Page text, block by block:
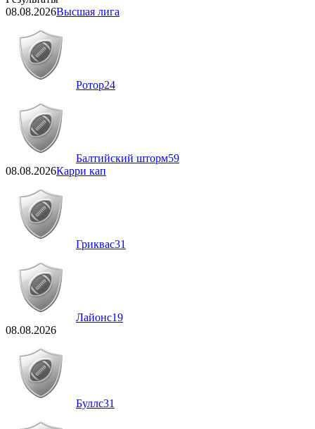
08.08.2026Высшая лига
Ротор24
Балтийский шторм59
08.08.2026Карри кап
Гриквас31
Лайонс19
08.08.2026
Буллс31